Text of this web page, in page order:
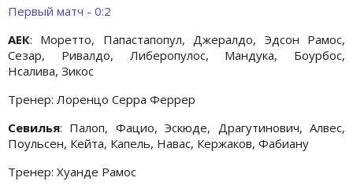
Первый матч - 0:2
АЕК: Моретто, Папастапопул, Джералдо, Эдсон Рамос,
Сезар, Ривалдо, Либеропулос, Мандука, Боурбос,
Нсалива, Зикос
Тренер: Лоренцо Серра Феррер
Севилья: Палоп, Фацио, Эскюде, Драгутинович, Алвес,
Поульсен, Кейта, Капель, Навас, Кержаков, Фабиану
Тренер: Хуанде Рамос